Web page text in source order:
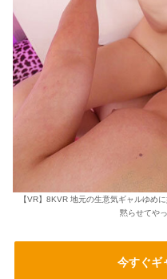
【VR】8KVR 地元の生意気ギャルゆめ
黙らせてや
今すぐギ